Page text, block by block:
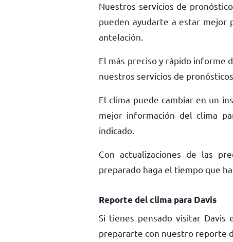
Nuestros servicios de
pueden ayudarte a estar mejor
antelación.
El más preciso y rápido informe
nuestros servicios de
El clima puede cambiar en un
mejor información del clima
indicado.
Con actualizaciones de las
preparado haga el tiempo que
Reporte del clima para Davis
Si tienes pensado visitar Davis
prepararte con nuestro reporte